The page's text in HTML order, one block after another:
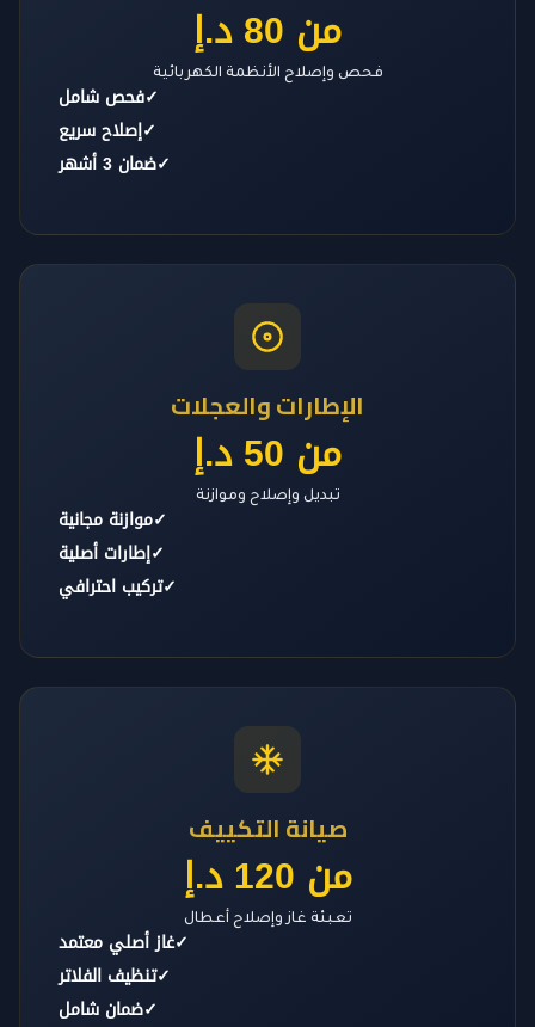
من 80 د.إ
فحص وإصلاح الأنظمة الكهربائية
✓فحص شامل
✓إصلاح سريع
✓ضمان 3 أشهر
الإطارات والعجلات
من 50 د.إ
تبديل وإصلاح وموازنة
✓موازنة مجانية
✓إطارات أصلية
✓تركيب احترافي
صيانة التكييف
من 120 د.إ
تعبئة غاز وإصلاح أعطال
✓غاز أصلي معتمد
✓تنظيف الفلاتر
✓ضمان شامل